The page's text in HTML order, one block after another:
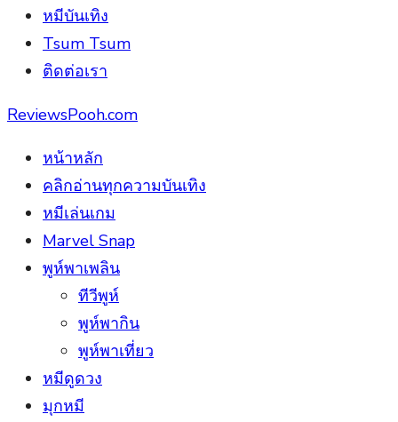
หมีบันเทิง
Tsum Tsum
ติดต่อเรา
ReviewsPooh.com
หน้าหลัก
คลิกอ่านทุกความบันเทิง
หมีเล่นเกม
Marvel Snap
พูห์พาเพลิน
ทีวีพูห์
พูห์พากิน
พูห์พาเที่ยว
หมีดูดวง
มุกหมี